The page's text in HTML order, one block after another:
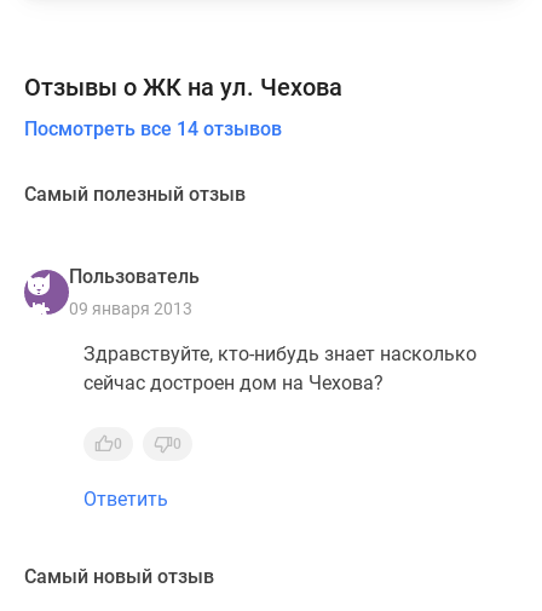
Отзывы о ЖК на ул. Чехова
Посмотреть все 14 отзывов
Самый полезный отзыв
Пользователь
09 января 2013
Здравствуйте, кто-нибудь знает насколько
сейчас достроен дом на Чехова?
0 0
Ответить
Самый новый отзыв